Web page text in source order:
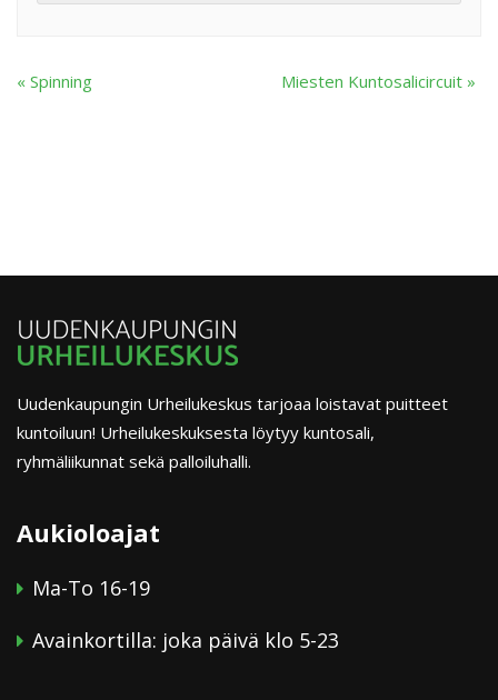
« Spinning Miesten Kuntosalicircuit »
Uudenkaupungin Urheilukeskus tarjoaa loistavat puitteet
kuntoiluun! Urheilukeskuksesta löytyy kuntosali,
ryhmäliikunnat sekä palloiluhalli.
Aukioloajat
Ma-To 16-19
Avainkortilla: joka päivä klo 5-23